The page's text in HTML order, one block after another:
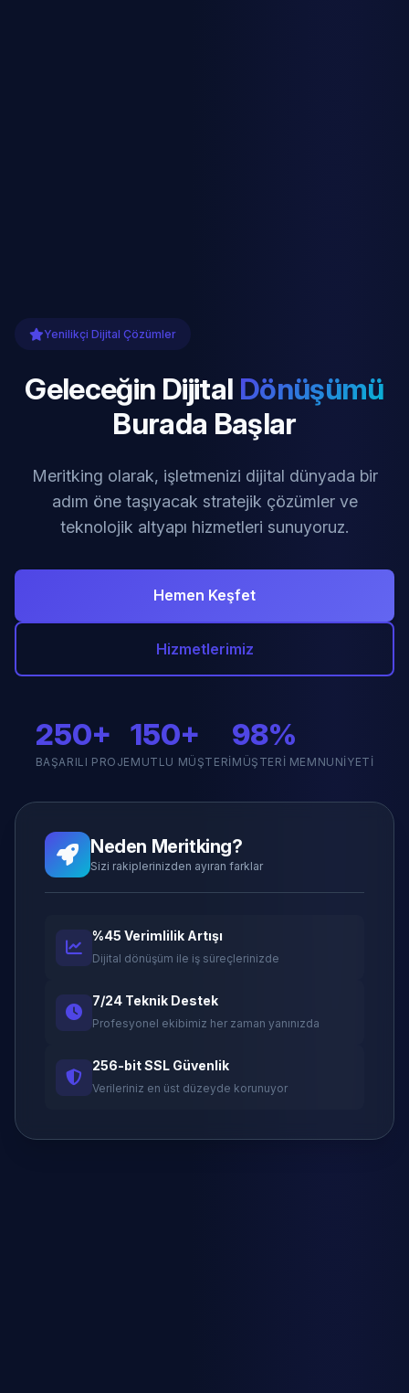
Yenilikçi Dijital Çözümler
Geleceğin Dijital Dönüşümü
Burada Başlar
Meritking olarak, işletmenizi dijital dünyada bir
adım öne taşıyacak stratejik çözümler ve
teknolojik altyapı hizmetleri sunuyoruz.
Hemen Keşfet
Hizmetlerimiz
250+
BAŞARILI PROJE
150+
MUTLU MÜŞTERI
98%
MÜŞTERI MEMNUNIYETI
Neden Meritking?
Sizi rakiplerinizden ayıran farklar
%45 Verimlilik Artışı
Dijital dönüşüm ile iş süreçlerinizde
7/24 Teknik Destek
Profesyonel ekibimiz her zaman yanınızda
256-bit SSL Güvenlik
Verileriniz en üst düzeyde korunuyor